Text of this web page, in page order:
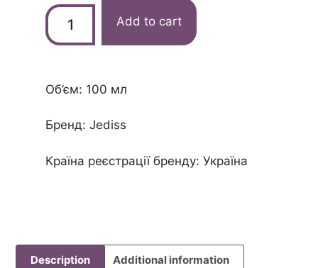
Add to cart
Об’єм: 100 мл
Бренд: Jediss
Країна реєстрації бренду: Україна
Description Additional information